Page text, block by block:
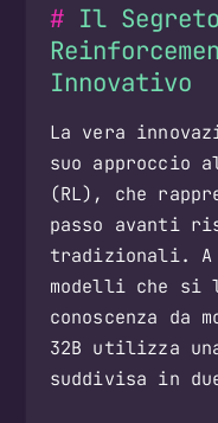
Il Segreto
Innovativo
La vera
suo approccio
(RL), che
passo avanti
tradizionali.
modelli che
conoscenza da
32B utilizza
suddivisa in